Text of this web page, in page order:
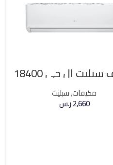
مكيف سبليت ال جي 18400 وحده بارد
مكيفات,سبليت
2,660ر.س